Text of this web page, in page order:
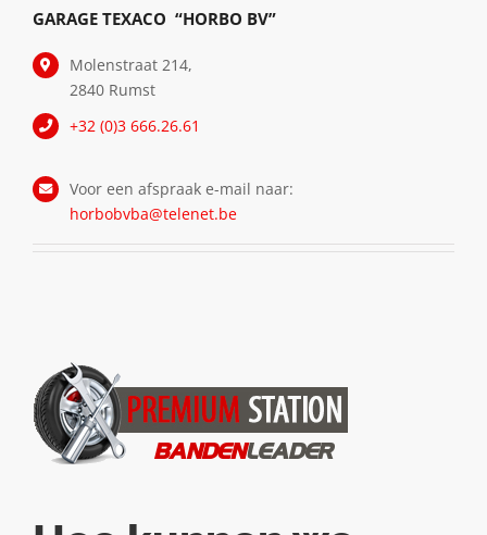
GARAGE TEXACO “HORBO BV”
Molenstraat 214,
2840 Rumst
+32 (0)3 666.26.61
Voor een afspraak e-mail naar:
horbobvba@telenet.be